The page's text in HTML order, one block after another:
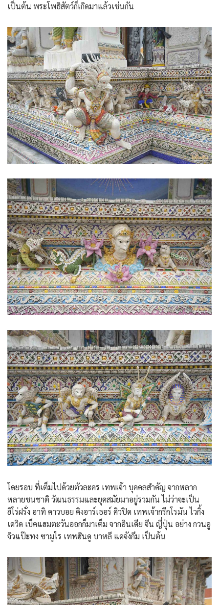
เป็นต้น พระโพธิสัตว์ก็เกิดมาแล้วเช่นกัน
โดยรอบ ที่เต็มไปด้วยตัวละคร เทพเจ้า บุคคลสำคัญ จากหลาก
หลายชนชาติ วัฒนธรรมและยุคสมัยมาอยู่รวมกัน ไม่ว่าจะเป็น
ฮีโร่ฝรั่ง อาทิ คาวบอย คิงอาร์เธอร์ คิวปิด เทพเจ้ากรีกโรมัน ไวกิ้ง
เดวิด เบ็คแฮมตะวันออกก็มาเต็ม จากอินเดีย จีน ญี่ปุ่น อย่าง กวนอู
จิวแป๊ะทง ซามูไร เทพฮินดู บาหลี แดจังกึม เป็นต้น